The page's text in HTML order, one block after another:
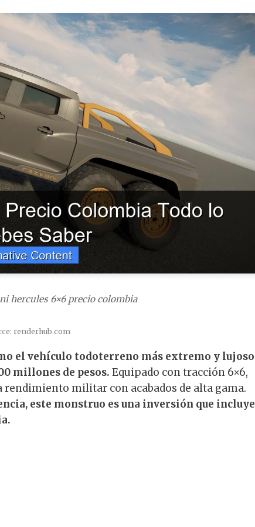
hercules 6×6 precio colombia
renderhub.com
el vehículo todoterreno más extremo y lujoso
millones de pesos. Equipado con tracción 6×6,
militar con acabados de alta gama.
este monstruo es una inversión que incluye